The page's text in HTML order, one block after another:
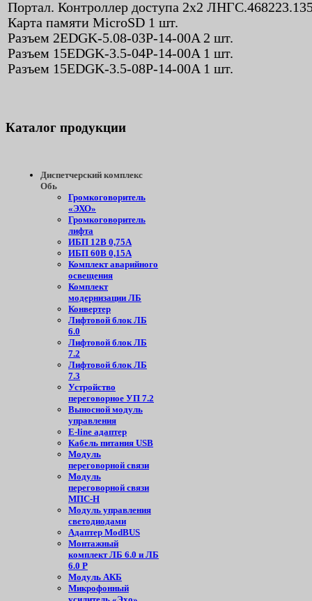
Портал. Контроллер доступа 2х2
Карта памяти MicroSD 1 шт.
Разъем 2EDGK-5.08-03P-14-00A 2 шт.
Разъем 15EDGK-3.5-04P-14-00A 1 шт.
Разъем 15EDGK-3.5-08P-14-00A 1 шт.
Каталог продукции
Диспетчерский комплекс
Обь
Громкоговоритель
«ЭХО»
Громкоговоритель
лифта
ИБП 12В 0,75А
ИБП 60В 0,15А
Комплект аварийного
освещения
Комплект
модернизации ЛБ
Конвертер
Лифтовой блок ЛБ
6.0
Лифтовой блок ЛБ
7.2
Лифтовой блок ЛБ
7.3
Устройство
переговорное УП 7.2
Выносной модуль
управления
E-line адаптер
Кабель питания USB
Модуль
переговорной связи
Модуль
переговорной связи
МПС-Н
Модуль управления
светодиодами
Адаптер ModBUS
Монтажный
комплект ЛБ 6.0 и ЛБ
6.0 Р
Модуль АКБ
Микрофонный